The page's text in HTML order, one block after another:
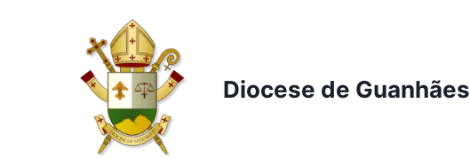
Diocese de Guanhães